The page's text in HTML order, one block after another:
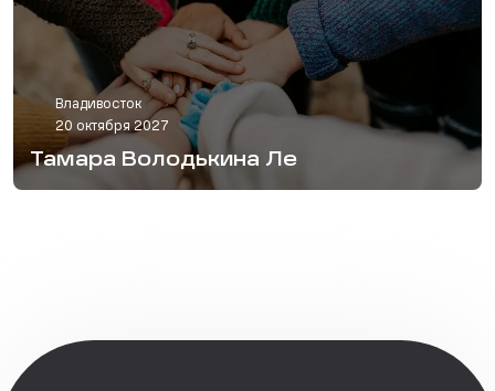
Владивосток
20 октября 2027
Тамара Володькина Ле